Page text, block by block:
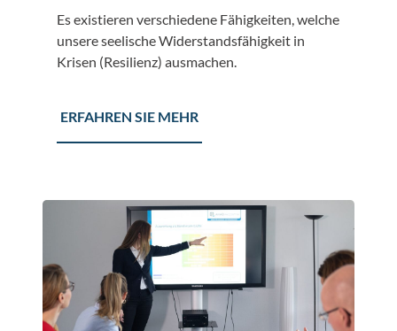
Es existieren verschiedene Fähigkeiten, welche
unsere seelische Widerstandsfähigkeit in
Krisen (Resilienz) ausmachen.
ERFAHREN SIE MEHR